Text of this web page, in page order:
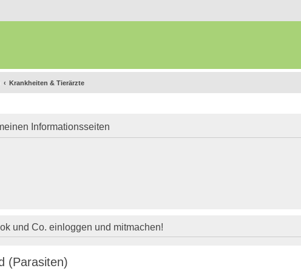
Krankheiten & Tierärzte
Informationsseiten
und Co. einloggen und mitmachen!
(Parasiten)